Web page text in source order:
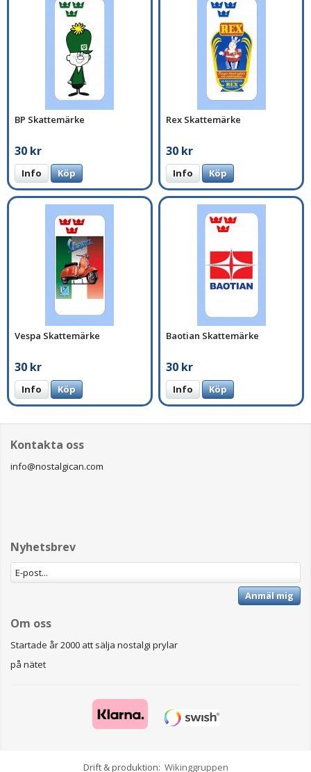
BP Skattemärke
30 kr
Info Köp
Rex Skattemärke
30 kr
Info Köp
Vespa Skattemärke
30 kr
Info Köp
Baotian Skattemärke
30 kr
Info Köp
Kontakta oss
info@nostalgican.com
Nyhetsbrev
Anmäl mig
Om oss
Startade år 2000 att sälja nostalgi prylar
på nätet
Drift & produktion: Wikinggruppen